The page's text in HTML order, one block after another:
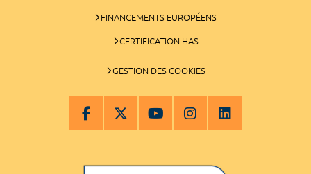
FINANCEMENTS EUROPÉENS
CERTIFICATION HAS
GESTION DES COOKIES